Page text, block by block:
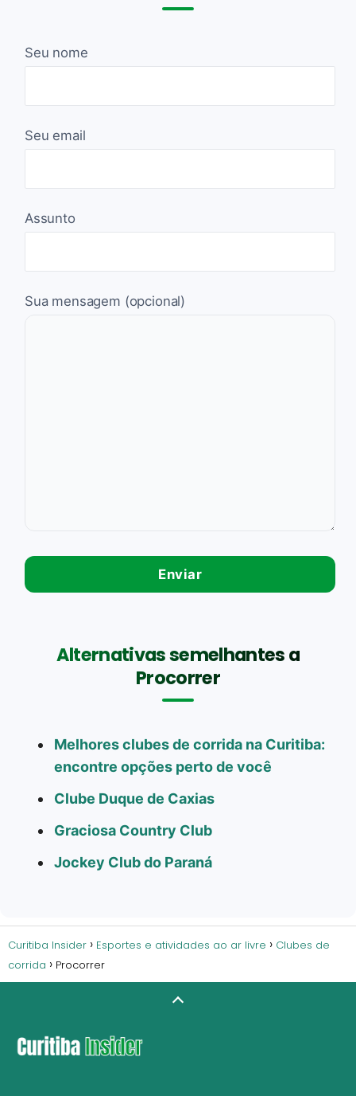
Seu nome
Seu email
Assunto
Sua mensagem (opcional)
Alternativas semelhantes a
Procorrer
Melhores clubes de corrida na Curitiba:
encontre opções perto de você
Clube Duque de Caxias
Graciosa Country Club
Jockey Club do Paraná
Curitiba Insider Esportes e atividades ao ar livre
Clubes de
corrida
Procorrer